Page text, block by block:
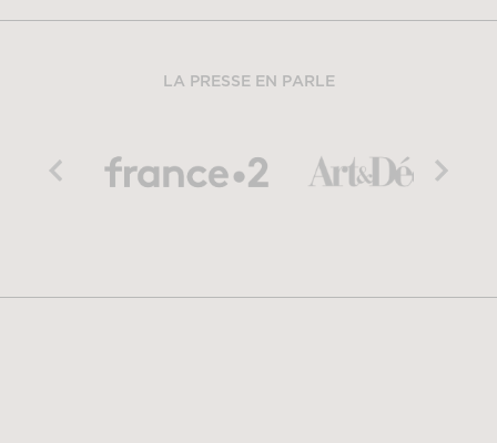
LA PRESSE EN PARLE